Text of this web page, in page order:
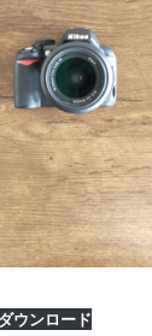
ダウンロード